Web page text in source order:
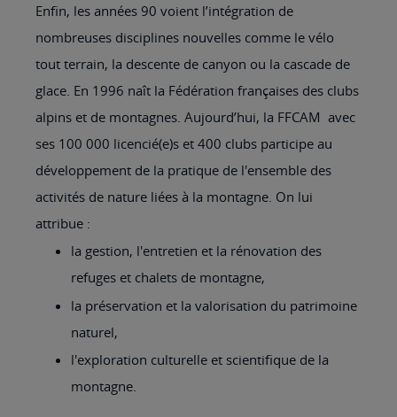
Enfin, les années 90 voient l’intégration de
nombreuses disciplines nouvelles comme le vélo
tout terrain, la descente de canyon ou la cascade de
glace. En 1996 naît la Fédération françaises des clubs
alpins et de montagnes. Aujourd’hui, la FFCAM avec
ses 100 000 licencié(e)s et 400 clubs participe au
développement de la pratique de l'ensemble des
activités de nature liées à la montagne. On lui
attribue :
la gestion, l'entretien et la rénovation des
refuges et chalets de montagne,
la préservation et la valorisation du patrimoine
naturel,
l'exploration culturelle et scientifique de la
montagne.